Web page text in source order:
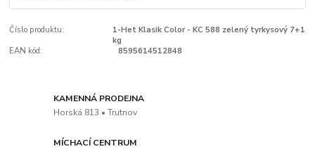
Číslo produktu:
1-Het Klasik Color - KC 588 zelený tyrkysový 7+1
kg
EAN kód:
8595614512848
KAMENNÁ PRODEJNA
Horská 813 • Trutnov
MÍCHACÍ CENTRUM